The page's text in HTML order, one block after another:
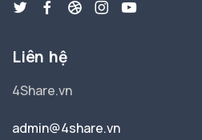
Liên hệ
4Share.vn
admin@4share.vn